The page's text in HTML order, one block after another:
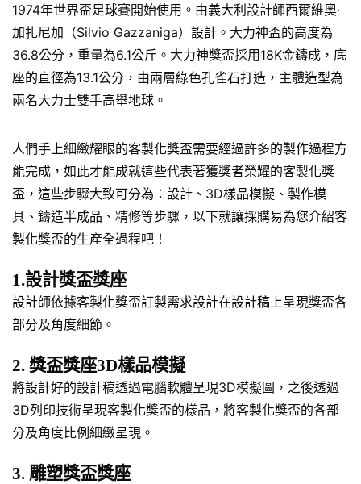
1974年世界盃足球賽開始使用。由義大利設計師西爾維奧·
加扎尼加（Silvio Gazzaniga）設計。大力神盃的高度為
36.8公分，重量為6.1公斤。大力神獎盃採用18K金鑄成，底
座的直徑為13.1公分，由兩層綠色孔雀石打造，主體造型為
兩名大力士雙手高舉地球。
人們手上細緻耀眼的客製化獎盃需要經過許多的製作過程方
能完成，如此才能成就這些代表著獲獎者榮耀的客製化獎
盃，這些步驟大致可分為：設計、3D樣品模擬、製作模
具、鑄造半成品、精修等步驟，以下就讓採購易為您介紹客
製化獎盃的生產全過程吧！
1.設計獎盃獎座
設計師依據客製化獎盃訂製需求設計在設計稿上呈現獎盃各
部分及角度細節。
2. 獎盃獎座3D樣品模擬
將設計好的設計稿透過電腦軟體呈現3D模擬圖，之後透過
3D列印技術呈現客製化獎盃的樣品，將客製化獎盃的各部
分及角度比例細緻呈現。
3. 雕塑獎盃獎座